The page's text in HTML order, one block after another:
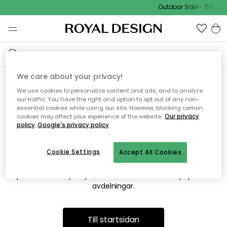
Outdoor Sale - 15%
Vi hittar tyvärr inte sidan du
söker
Detta kan bero på att sidan inte längre finns eller att den har
flyttats. Vi ber om ursäkt för besväret. I menyn ovan kan du
prova att söka på nytt, eller besöka en av våra populära
avdelningar.
Till startsidan
We care about your privacy!
We use cookies to personalize content and ads, and to analyze
our traffic. You have the right and option to opt out of any non-
essential cookies while using our site. However, blocking certain
cookies may affect your experience of the website. Our privacy
policy Google's privacy policy
Accept All Cookies
Cookie Settings